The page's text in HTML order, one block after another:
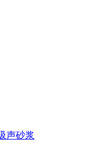
声砂浆